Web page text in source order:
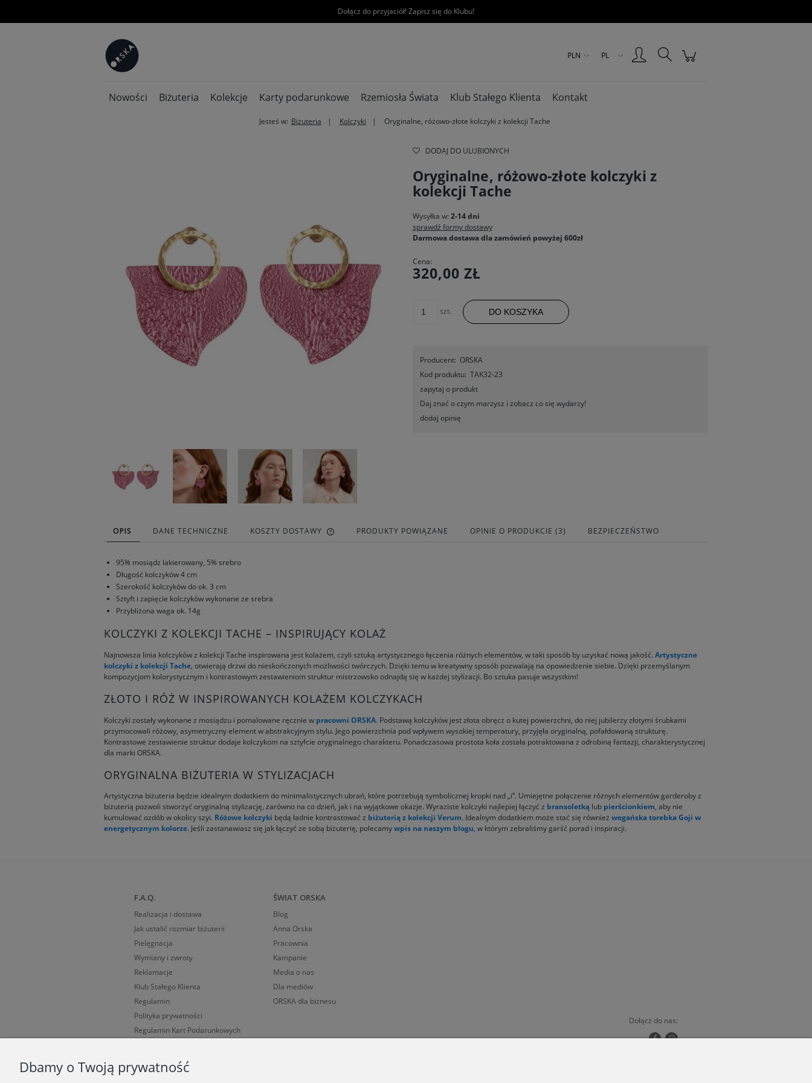
Dołącz do przyjaciół! Zapisz się do Klubu!
PLN PL
Nowości Biżuteria Kolekcje Karty podarunkowe Rzemiosła Świata Klub Stałego Klienta Kontakt
Jesteś w: Biżuteria Kolczyki Oryginalne, różowo-złote kolczyki z kolekcji Tache
DODAJ DO ULUBIONYCH
Oryginalne, różowo-złote kolczyki z
kolekcji Tache
Wysyłka w: 2-14 dni
sprawdź formy dostawy
Darmowa dostawa dla zamówień powyżej 600zł
Cena:
320,00 ZŁ
szt. DO KOSZYKA
Producent: ORSKA
Kod produktu: TAK32-23
zapytaj o produkt
Daj znać o czym marzysz i zobacz co się wydarzy!
dodaj opinię
OPIS DANE TECHNICZNE KOSZTY DOSTAWY PRODUKTY POWIĄZANE OPINIE O PRODUKCIE (3) BEZPIECZEŃSTWO
95% mosiądz lakierowany, 5% srebro
Długość kolczyków 4 cm
Szerokość kolczyków do ok. 3 cm
Sztyft i zapięcie kolczyków wykonane ze srebra
Przybliżona waga ok. 14g
KOLCZYKI Z KOLEKCJI TACHE – INSPIRUJĄCY KOLAŻ
Najnowsza linia kolczyków z kolekcji Tache inspirowana jest kolażem, czyli sztuką artystycznego łączenia różnych elementów, w taki sposób by uzyskać nową jakość. Artystyczne
kolczyki z kolekcji Tache, otwierają drzwi do nieskończonych możliwości twórczych. Dzięki temu w kreatywny sposób pozwalają na opowiedzenie siebie. Dzięki przemyślanym
kompozycjom kolorystycznym i kontrastowym zestawieniom struktur mistrzowsko odnajdą się w każdej stylizacji. Bo sztuka pasuje wszystkim!
ZŁOTO I RÓŻ W INSPIROWANYCH KOLAŻEM KOLCZYKACH
Kolczyki zostały wykonane z mosiądzu i pomalowane ręcznie w pracowni ORSKA. Podstawą kolczyków jest złota obręcz o kutej powierzchni, do niej jubilerzy złotymi śrubkami
przymocowali różowy, asymetryczny element w abstrakcyjnym stylu. Jego powierzchnia pod wpływem wysokiej temperatury, przyjęła oryginalną, pofałdowaną strukturę.
Kontrastowe zestawienie struktur dodaje kolczykom na sztyfcie oryginalnego charakteru. Ponadczasowa prostota koła została potraktowana z odrobiną fantazji, charakterystycznej
dla marki ORSKA.
ORYGINALNA BIŻUTERIA W STYLIZACJACH
Artystyczna biżuteria będzie idealnym dodatkiem do minimalistycznych ubrań, które potrzebują symbolicznej kropki nad „i”. Umiejętne połączenie różnych elementów garderoby z
biżuterią pozwoli stworzyć oryginalną stylizację, zarówno na co dzień, jak i na wyjątkowe okazje. Wyraziste kolczyki najlepiej łączyć z bransoletką lub pierścionkiem, aby nie
kumulować ozdób w okolicy szyi. Różowe kolczyki będą ładnie kontrastować z biżuterią z kolekcji Verum. Idealnym dodatkiem może stać się również wegańska torebka Goji w
energetycznym kolorze. Jeśli zastanawiasz się jak łączyć ze sobą biżuterię, polecamywpis na naszym blogu, w którym zebraliśmy garść porad i inspiracji.
F.A.Q.
Realizacja i dostawa
Jak ustalić rozmiar biżuterii
Pielęgnacja
Wymiany i zwroty
Reklamacje
Klub Stałego Klienta
Regulamin
Polityka prywatności
Regulamin Kart Podarunkowych
ŚWIAT ORSKA
Blog
Anna Orska
Pracownia
Kampanie
Media o nas
Dla mediów
ORSKA dla biznesu
Dołącz do nas:
Dbamy o Twoją prywatność